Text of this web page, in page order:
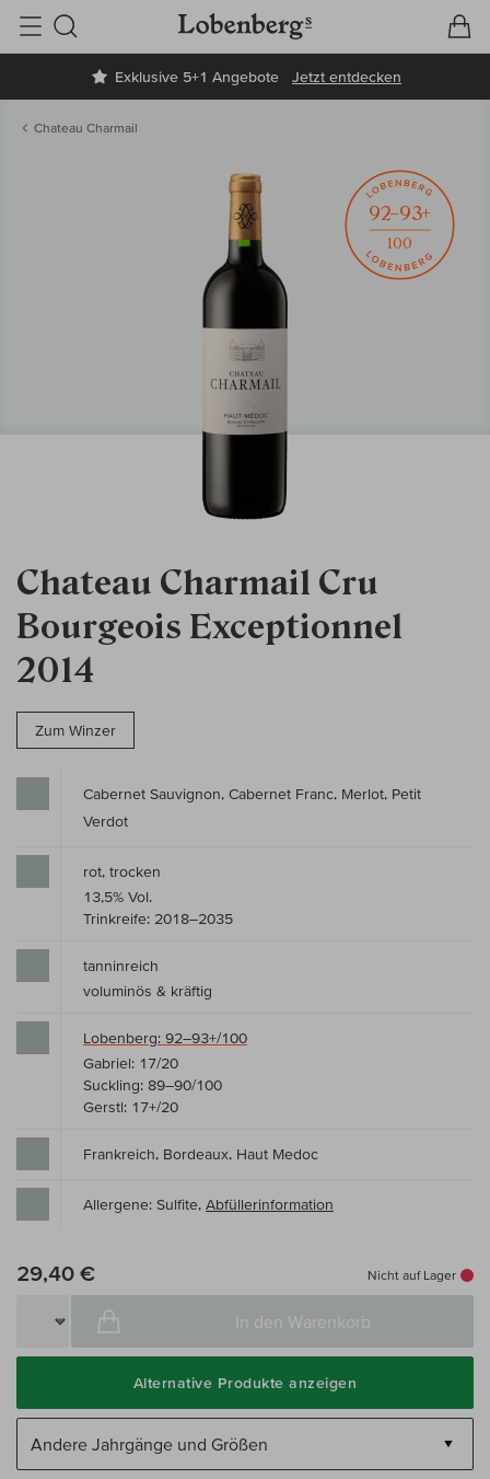
Exklusive 5+1 Angebote Jetzt entdecken
Suche
Chateau Charmail
Chateau Charmail Cru
Bourgeois Exceptionnel
2014
Zum Winzer
92–93+
100
Cabernet Sauvignon, Cabernet Franc, Merlot, Petit
Verdot
rot, trocken
13,5% Vol.
Trinkreife: 2018–2035
tanninreich
voluminös & kräftig
Lobenberg: 92–93+/100
Gabriel: 17/20
Suckling: 89–90/100
Gerstl: 17+/20
Frankreich, Bordeaux, Haut Medoc
Allergene: Sulfite, Abfüllerinformation
29,40 € Nicht auf Lager
In den Warenkorb
Alternative Produkte anzeigen